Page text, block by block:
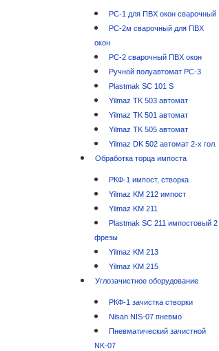
РС-1 для ПВХ окон сварочный
РС-2м сварочный для ПВХ
окон
РС-2 сварочный ПВХ окон
Ручной полуавтомат РС-3
Plastmak SC 101 S
Yilmaz TK 503 автомат
Yilmaz TK 501 автомат
Yilmaz TK 505 автомат
Yilmaz DK 502 автомат 2-х гол.
Обработка торца импоста
РКФ-1 импост, створка
Yilmaz KM 212 импост
Yilmaz KM 211
Plastmak SC 211 импостовый 2
фрезы
Yilmaz KM 213
Yilmaz KM 215
Углозачистное оборудование
РКФ-1 зачистка створки
Nisan NIS-07 пневмо
Пневматический зачистной
NK-07